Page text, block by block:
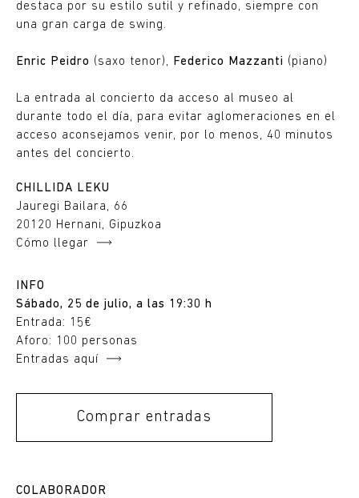
destaca por su estilo sutil y refinado, siempre con
una gran carga de swing.
Enric Peidro (saxo tenor), Federico Mazzanti (piano)
La entrada al concierto da acceso al museo al
durante todo el día, para evitar aglomeraciones en el
acceso aconsejamos venir, por lo menos, 40 minutos
antes del concierto.
CHILLIDA LEKU
Jauregi Bailara, 66
20120 Hernani, Gipuzkoa
Cómo llegar
INFO
Sábado, 25 de julio, a las 19:30 h
Entrada: 15€
Aforo: 100 personas
Entradas aquí
Comprar entradas
COLABORADOR